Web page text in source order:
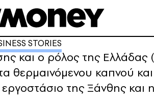
STORIES
και ο ρόλος της Ελλάδας
θερμαινόμενου καπνού
της Ξάνθης και